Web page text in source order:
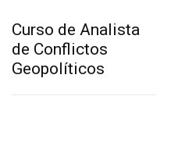
Curso de Analista
de Conflictos
Geopolíticos